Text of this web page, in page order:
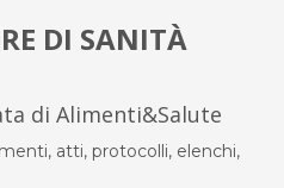
DI SANITÀ
di Alimenti&Salute
atti, protocolli, elenchi,